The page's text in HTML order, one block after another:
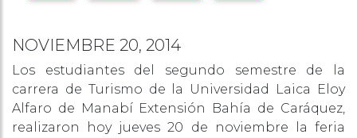
NOVIEMBRE 20, 2014
Los estudiantes del segundo semestre de la
carrera de Turismo de la Universidad Laica Eloy
Alfaro de Manabí Extensión Bahía de Caráquez,
realizaron hoy jueves 20 de noviembre la feria